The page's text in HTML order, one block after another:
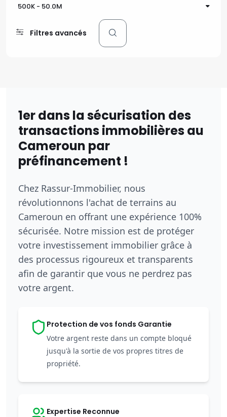
Terrain à DOUALA, PK27
6000m² - PK27, DOUALA - Certifié
8,000 FCFA/m²
Terrain à DOUALA,
TONDE PK27
Voir les détails
500K - 50.0M
Filtres avancés
1er dans la sécurisation des
transactions immobilières au
Cameroun par
préfinancement !
Chez Rassur-Immobilier, nous
révolutionnons l'achat de terrains au
Cameroun en offrant une expérience 100%
sécurisée. Notre mission est de protéger
votre investissement immobilier grâce à
des processus rigoureux et transparents
afin de garantir que vous ne perdrez pas
votre argent.
Protection de vos fonds Garantie
Votre argent reste dans un compte bloqué
jusqu'à la sortie de vos propres titres de
propriété.
Expertise Reconnue